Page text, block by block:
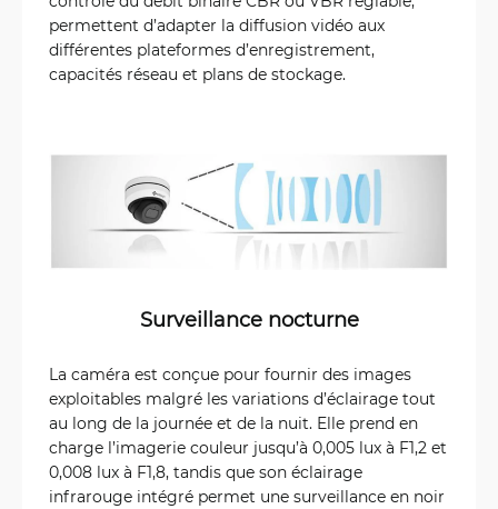
permettent d’adapter la diffusion vidéo aux
différentes plateformes d’enregistrement,
capacités réseau et plans de stockage.
Surveillance nocturne
La caméra est conçue pour fournir des images
exploitables malgré les variations d’éclairage tout
au long de la journée et de la nuit. Elle prend en
charge l’imagerie couleur jusqu’à 0,005 lux à F1,2 et
0,008 lux à F1,8, tandis que son éclairage
infrarouge intégré permet une surveillance en noir